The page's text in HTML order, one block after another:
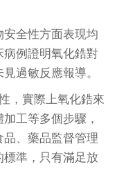
全性方面表現均
例證明氧化鋯對
過敏反應報導。
，實際上氧化鋯來
工等多個步驟，
、藥品監督管理
準，只有滿足放